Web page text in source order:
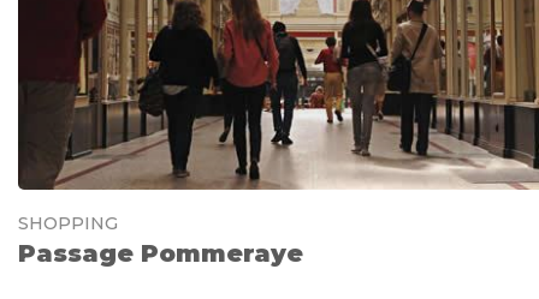
SHOPPING
Passage Pommeraye